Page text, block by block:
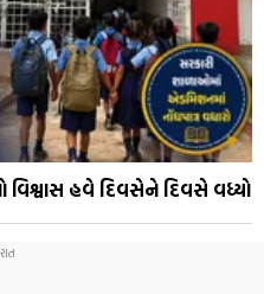
વિશ્વાસ હવે દિવસેને દિવસે વધ્યો